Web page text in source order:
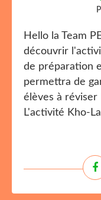
Hello la Team
découvrir
de préparation
permettra de
élèves à réviser
L'activité Kho-